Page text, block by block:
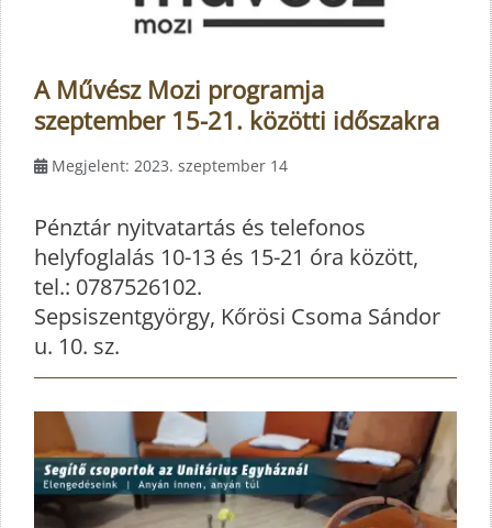
A Művész Mozi programja
szeptember 15-21. közötti időszakra
Megjelent: 2023. szeptember 14
Pénztár nyitvatartás és telefonos
helyfoglalás 10-13 és 15-21 óra között,
tel.: 0787526102.
Sepsiszentgyörgy, Kőrösi Csoma Sándor
u. 10. sz.